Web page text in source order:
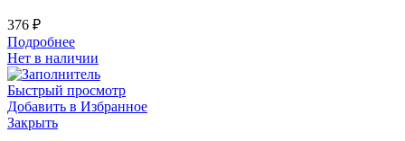
376 ₽
Подробнее
Нет в наличии
Быстрый просмотр
Добавить в Избранное
Закрыть